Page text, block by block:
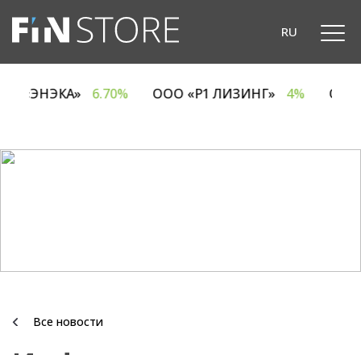
RU
«ЭНЭКА» 6.70% ООО «Р1 ЛИЗИНГ» 4%
Все новости